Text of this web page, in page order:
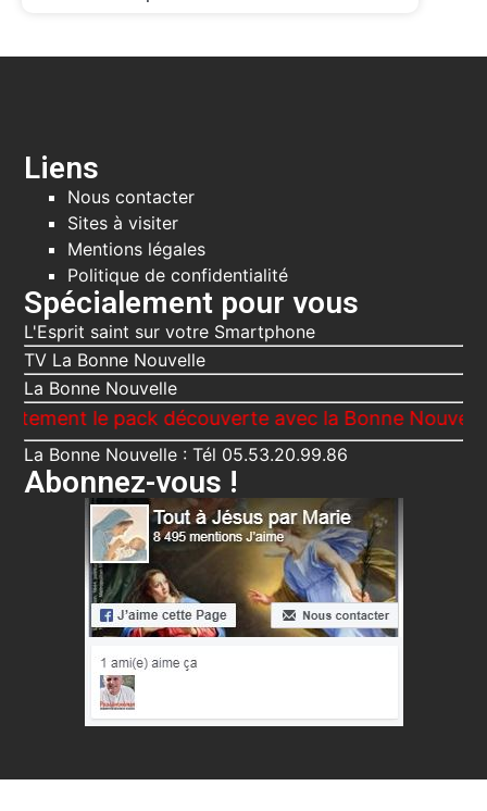
Liens
Nous contacter
Sites à visiter
Mentions légales
Politique de confidentialité
Spécialement pour vous
L'Esprit saint sur votre Smartphone
TV La Bonne Nouvelle
La Bonne Nouvelle
le pack découverte avec la Bonne Nouvelle, Le
La Bonne Nouvelle : Tél 05.53.20.99.86
Abonnez-vous !